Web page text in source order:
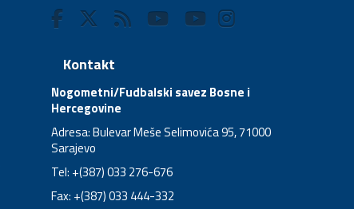
Kontakt
Nogometni/Fudbalski savez Bosne i
Hercegovine
Adresa: Bulevar Meše Selimovića 95, 71000
Sarajevo
Tel: +(387) 033 276-676
Fax: +(387) 033 444-332